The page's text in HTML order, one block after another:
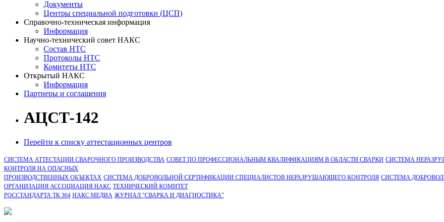
Документы
Центры специальной подготовки (ЦСП)
Справочно-техническая информация
Информация
Научно-технический совет НАКС
Состав НТС
Протоколы НТС
Комитеты НТС
Открытый НАКС
Информация
Партнеры и соглашения
АЦСТ-142
Перейти к списку аттестационных центров
СИСТЕМА АТТЕСТАЦИИ СВАРОЧНОГО ПРОИЗВОДСТВА СОВЕТ ПО ПРОФЕССИОНАЛЬНЫМ КВАЛИФИКАЦИЯМ В ОБЛАСТИ СВАРКИ СИСТЕМА
КОНТРОЛЯ НА ОПАСНЫХ
ПРОИЗВОДСТВЕННЫХ ОБЪЕКТАХ СИСТЕМА ДОБРОВОЛЬНОЙ СЕРТИФИКАЦИИ СПЕЦИАЛИСТОВ НЕРАЗРУШАЮЩЕГО КОНТРОЛЯ СИСТЕМА
ОРГАНИЗАЦИЯ АССОЦИАЦИЯ НАКС ТЕХНИЧЕСКИЙ КОМИТЕТ
РОССТАНДАРТА ТК 364 НАКС МЕДИА ЖУРНАЛ "СВАРКА И ДИАГНОСТИКА"